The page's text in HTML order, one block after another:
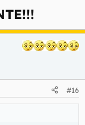
#16